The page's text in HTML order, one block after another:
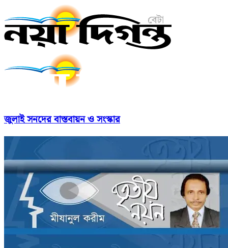
জুলাই সনদের বাস্তবায়ন ও সংস্কার